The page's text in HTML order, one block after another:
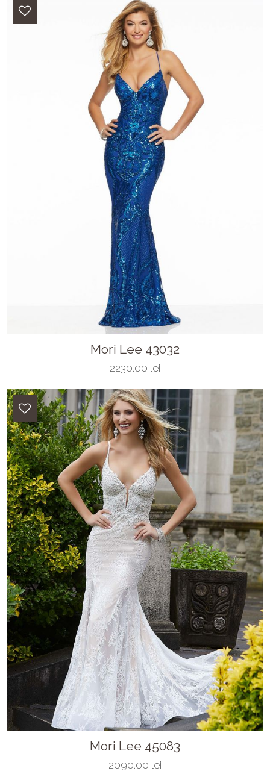
Mori Lee 43032
2230.00 lei
Mori Lee 45083
2090.00 lei